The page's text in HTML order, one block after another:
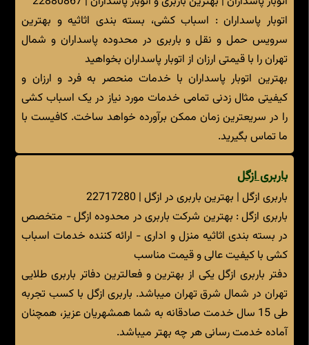
اتوبار پاسداران : اسباب کشی، بسته بندی اثاثیه و بهترین
سرویس حمل و نقل و باربری در محدوده پاسداران و شمال
تهران را با قیمتی ارزان از اتوبار پاسداران بخواهید
بهترین اتوبار پاسداران با خدمات منحصر به فرد و ارزان و
کیفیتی مثال زدنی تمامی خدمات مورد نیاز در یک اسباب کشی
را در سریعترین زمان ممکن برآورده خواهد ساخت. کافیست با
ما تماس بگیرید.
باربری ازگل
باربری ازگل | بهترین باربری در ازگل | 22717280
باربری ازگل : بهترین شرکت باربری در محدوده ازگل - متخصص
در بسته بندی اثاثیه منزل و اداری - ارائه کننده خدمات اسباب
کشی با کیفیت عالی و قیمت مناسب
دفتر باربری ازگل یکی از بهترین و فعالترین دفاتر باربری طلایی
تهران در شمال شرق تهران میباشد. باربری ازگل با کسب تجربه
طی 15 سال خدمت صادقانه به شما همشهریان عزیز، همچنان
آماده خدمت رسانی هر چه بهتر میباشد.